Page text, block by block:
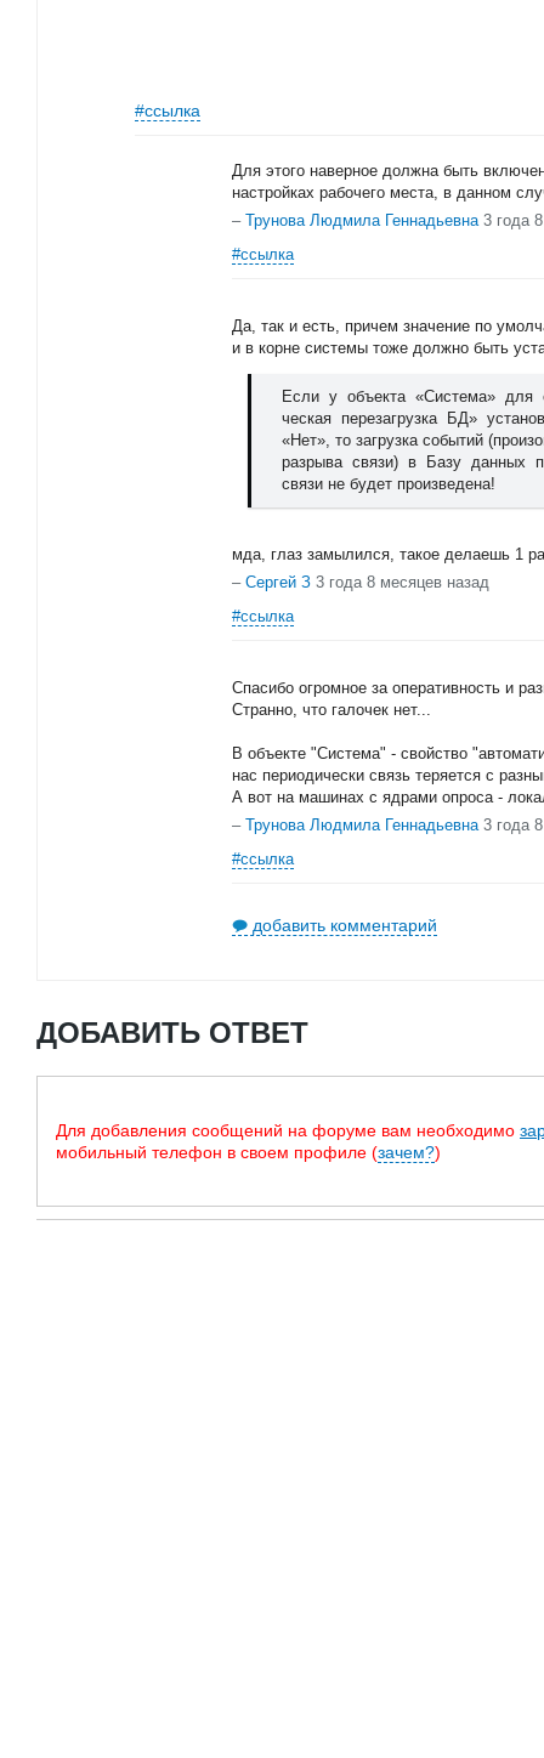
#ссылка
Для этого наверное должна быть
настройках рабочего места, в данном
– Трунова Людмила Геннадьевна 3 года
#ссылка
Да, так и есть, причем значение по
и в корне системы тоже должно быть
Если у объекта «Система» для
ческая перезагрузка БД»
«Нет», то загрузка событий
разрыва связи) в Базу данных
связи не будет произведена!
мда, глаз замылился, такое делаешь 1
– Сергей З 3 года 8 месяцев назад
#ссылка
Спасибо огромное за оперативность и
Странно, что галочек нет...
В объекте "Система" - свойство
нас периодически связь теряется с
А вот на машинах с ядрами опроса -
– Трунова Людмила Геннадьевна 3 года
#ссылка
добавить комментарий
ДОБАВИТЬ ОТВЕТ
Для добавления сообщений на форуме вам необходимо
мобильный телефон в своем профиле (зачем?)